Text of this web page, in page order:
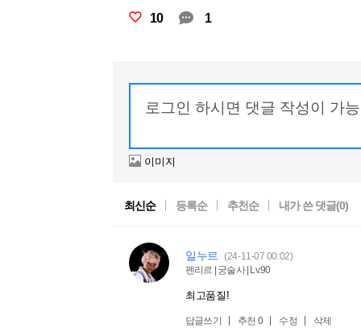
10 1
이미지
최신순 등록순 추천순 내가 쓴 댓글(0)
일누르
(24-11-07 00:02)
펜리르 | 궁술사 | Lv.90
최고품질!
답글쓰기 추천 0 수정 삭제